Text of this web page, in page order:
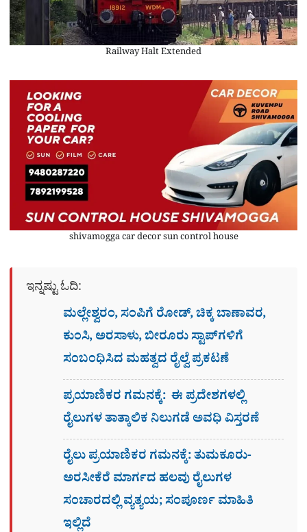
Railway Halt Extended
shivamogga car decor sun control house
ಇನ್ನಷ್ಟು ಓದಿ:
ಮಲ್ಲೇಶ್ವರಂ, ಸಂಪಿಗೆ ರೋಡ್, ಚಿಕ್ಕ ಬಾಣಾವರ,
ಕುಂಸಿ, ಅರಸಾಳು, ಬೀರೂರು ಸ್ಟಾಪ್​ಗಳಿಗೆ
ಸಂಬಂಧಿಸಿದ ಮಹತ್ವದ ರೈಲ್ವೆ ಪ್ರಕಟಣೆ
ಪ್ರಯಾಣಿಕರ ಗಮನಕ್ಕೆ: ಈ ಪ್ರದೇಶಗಳಲ್ಲಿ
ರೈಲುಗಳ ತಾತ್ಕಾಲಿಕ ನಿಲುಗಡೆ ಅವಧಿ ವಿಸ್ತರಣೆ
ರೈಲು ಪ್ರಯಾಣಿಕರ ಗಮನಕ್ಕೆ: ತುಮಕೂರು-
ಅರಸೀಕೆರೆ ಮಾರ್ಗದ ಹಲವು ರೈಲುಗಳ
ಸಂಚಾರದಲ್ಲಿ ವ್ಯತ್ಯಯ; ಸಂಪೂರ್ಣ ಮಾಹಿತಿ
ಇಲ್ಲಿದೆ